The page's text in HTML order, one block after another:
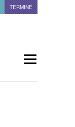
TERMINE